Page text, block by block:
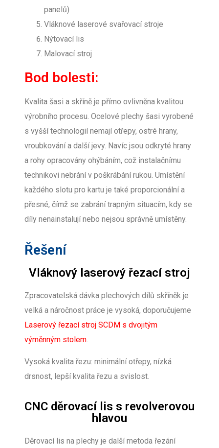
panelů)
Vláknové laserové svařovací stroje
Nýtovací lis
Malovací stroj
Bod bolesti:
Kvalita šasi a skříně je přímo ovlivněna kvalitou
výrobního procesu. Ocelové plechy šasi vyrobené
s vyšší technologií nemají otřepy, ostré hrany,
vroubkování a další jevy. Navíc jsou odkryté hrany
a rohy opracovány ohýbáním, což instalačnímu
technikovi nebrání v poškrábání rukou. Umístění
každého slotu pro kartu je také proporcionální a
přesné, čímž se zabrání trapným situacím, kdy se
díly nenainstalují nebo nejsou správně umístěny.
Řešení
Vláknový laserový řezací stroj
Zpracovatelská dávka plechových dílů skříněk je
velká a náročnost práce je vysoká, doporučujeme
Laserový řezací stroj SCDM s dvojitým
výměnným stolem.
Vysoká kvalita řezu: minimální otřepy, nízká
drsnost, lepší kvalita řezu a svislost.
CNC děrovací lis s revolverovou
hlavou
Děrovací lis na plechy je další metoda řezání